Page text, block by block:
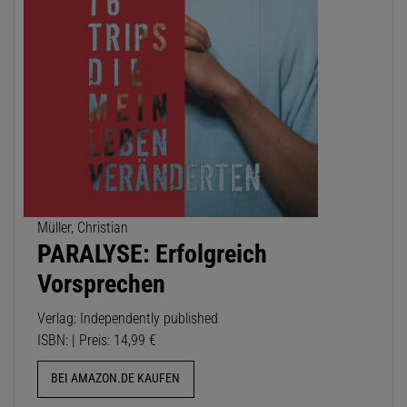
Müller, Christian
PARALYSE: Erfolgreich
Vorsprechen
Verlag: Independently published
ISBN: | Preis: 14,99 €
BEI AMAZON.DE KAUFEN